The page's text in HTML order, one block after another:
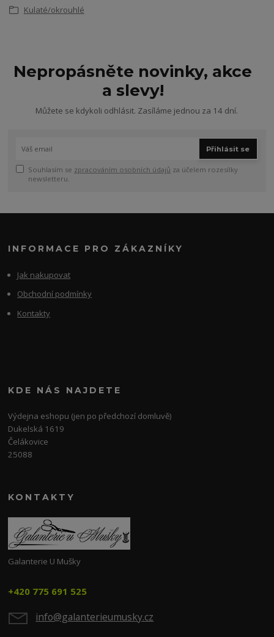
Kulaté/okrouhlé
Nepropásněte novinky, akce
a slevy!
Můžete se kdykoli odhlásit. Zasíláme jednou za 14 dní.
Přihlásit se
Souhlasím se zpracováním osobních údajů za účelem rozesílky
newsletteru.
INFORMACE PRO ZÁKAZNÍKY
Jak nakupovat
Obchodní podmínky
Kontakty
KDE NÁS NAJDETE
Výdejna eshopu (jen po předchozí domluvě)
Dukelská 1619
Čelákovice
25088
KONTAKTY
Galanterie U Mušky
+420 775 691 525
info@galanterieumusky.cz